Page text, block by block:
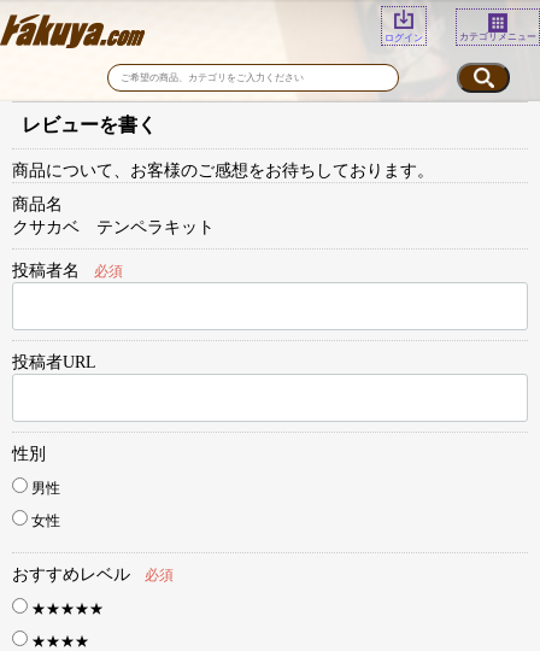
ログイン カテゴリメニュー
レビューを書く
商品について、お客様のご感想をお待ちしております。
商品名
クサカベ テンペラキット
投稿者名 必須
投稿者URL
性別
男性
女性
おすすめレベル
必須
★★★★★
★★★★